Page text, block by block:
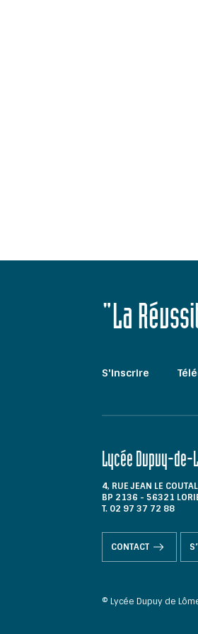
"La
S'inscrire
Lycée Dupuy-de-
4, RUE JEAN LE
BP 2136 - 56321
T. 02 97 37 72 88
CONTACT
© Lycée Dupuy de